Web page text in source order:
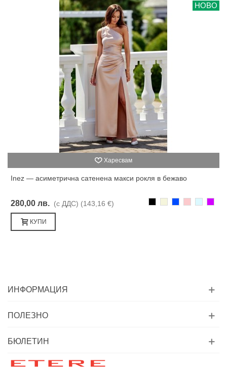
НОВО
Харесвам
Inez — асиметрична сатенена макси рокля в бежаво
280,00 лв. (с ДДС) (143,16 €)
КУПИ
ИНФОРМАЦИЯ
ПОЛЕЗНО
БЮЛЕТИН